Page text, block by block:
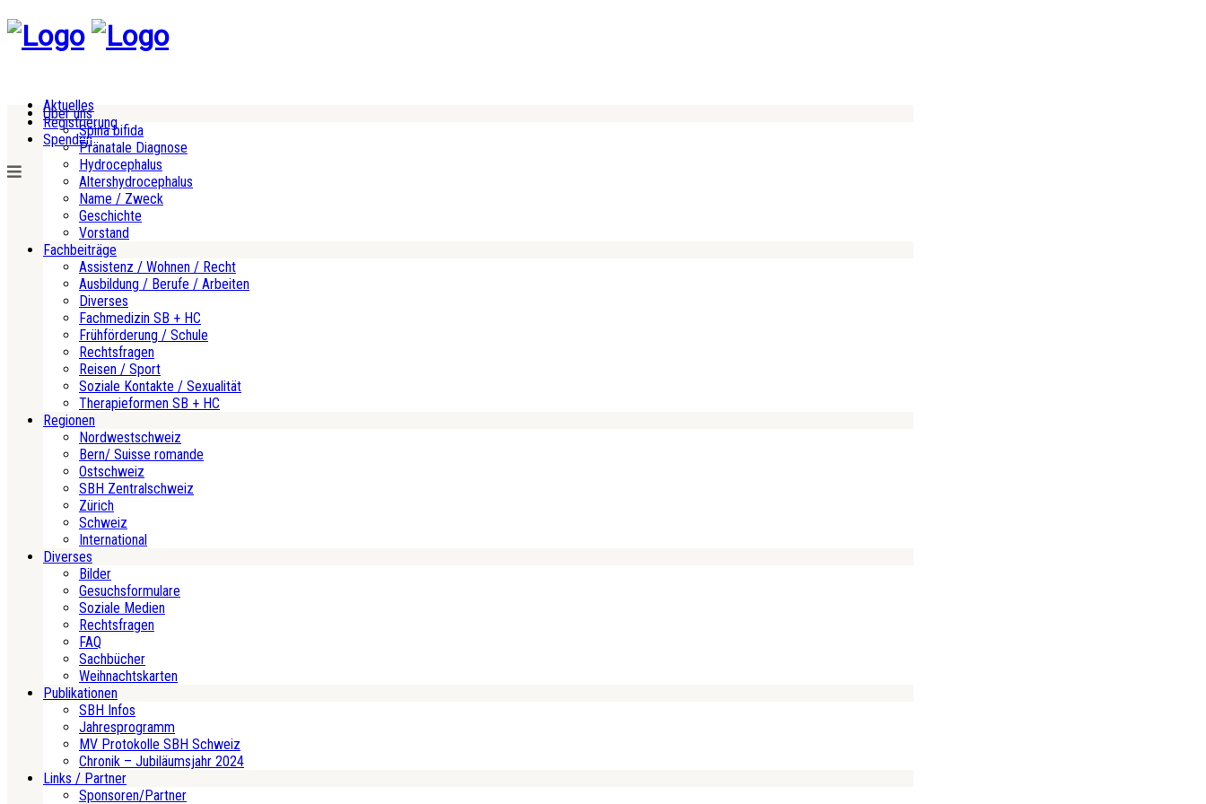
Aktuelles
Registrierung
Spenden
Über uns
Spina bifida
Pränatale Diagnose
Hydrocephalus
Altershydrocephalus
Name / Zweck
Geschichte
Vorstand
Fachbeiträge
Assistenz / Wohnen / Recht
Ausbildung / Berufe / Arbeiten
Diverses
Fachmedizin SB + HC
Frühförderung / Schule
Rechtsfragen
Reisen / Sport
Soziale Kontakte / Sexualität
Therapieformen SB + HC
Regionen
Nordwestschweiz
Bern/ Suisse romande
Ostschweiz
SBH Zentralschweiz
Zürich
Schweiz
International
Diverses
Bilder
Gesuchsformulare
Soziale Medien
Rechtsfragen
FAQ
Sachbücher
Weihnachtskarten
Publikationen
SBH Infos
Jahresprogramm
MV Protokolle SBH Schweiz
Chronik – Jubiläumsjahr 2024
Links / Partner
Sponsoren/Partner